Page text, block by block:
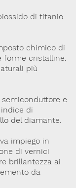
di titanio
chimico di
forme cristalline.
più
e
di
del diamante.
impiego in
di vernici
brillantezza ai
da